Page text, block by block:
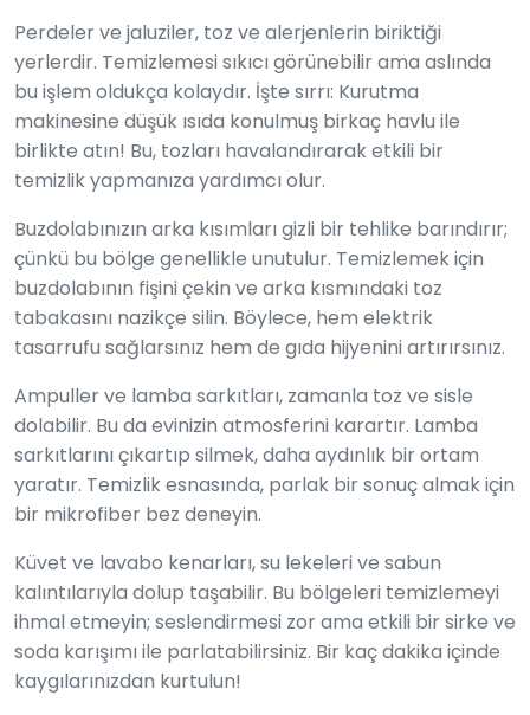
Perdeler ve jaluziler, toz ve alerjenlerin biriktiği
yerlerdir. Temizlemesi sıkıcı görünebilir ama aslında
bu işlem oldukça kolaydır. İşte sırrı: Kurutma
makinesine düşük ısıda konulmuş birkaç havlu ile
birlikte atın! Bu, tozları havalandırarak etkili bir
temizlik yapmanıza yardımcı olur.
Buzdolabınızın arka kısımları gizli bir tehlike barındırır;
çünkü bu bölge genellikle unutulur. Temizlemek için
buzdolabının fişini çekin ve arka kısmındaki toz
tabakasını nazikçe silin. Böylece, hem elektrik
tasarrufu sağlarsınız hem de gıda hijyenini artırırsınız.
Ampuller ve lamba sarkıtları, zamanla toz ve sisle
dolabilir. Bu da evinizin atmosferini karartır. Lamba
sarkıtlarını çıkartıp silmek, daha aydınlık bir ortam
yaratır. Temizlik esnasında, parlak bir sonuç almak için
bir mikrofiber bez deneyin.
Küvet ve lavabo kenarları, su lekeleri ve sabun
kalıntılarıyla dolup taşabilir. Bu bölgeleri temizlemeyi
ihmal etmeyin; seslendirmesi zor ama etkili bir sirke ve
soda karışımı ile parlatabilirsiniz. Bir kaç dakika içinde
kaygılarınızdan kurtulun!